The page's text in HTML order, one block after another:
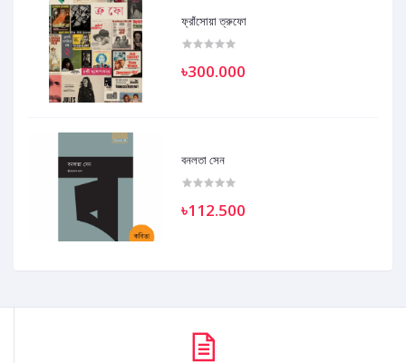
ফ্রাঁসোয়া ত্রুফো
৳300.000
বনলতা সেন
৳112.500